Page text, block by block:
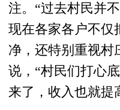
注。“过去村民并
现在各家各户不仅
净，还特别重视村
说，“村民们打心
来了，收入也就提